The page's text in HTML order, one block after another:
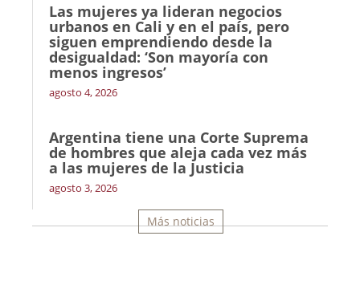
Las mujeres ya lideran negocios
urbanos en Cali y en el país, pero
siguen emprendiendo desde la
desigualdad: ‘Son mayoría con
menos ingresos’
agosto 4, 2026
Argentina tiene una Corte Suprema
de hombres que aleja cada vez más
a las mujeres de la Justicia
agosto 3, 2026
Más noticias